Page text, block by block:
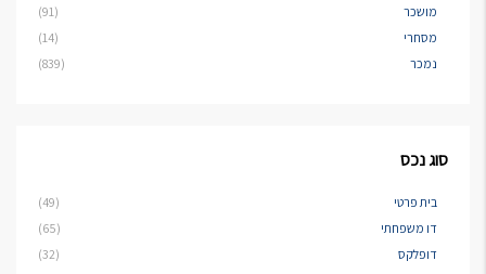
מושכר
(91)
מסחרי
(14)
נמכר
(839)
סוג נכס
בית פרטי
(49)
דו משפחתי
(65)
דופלקס
(32)